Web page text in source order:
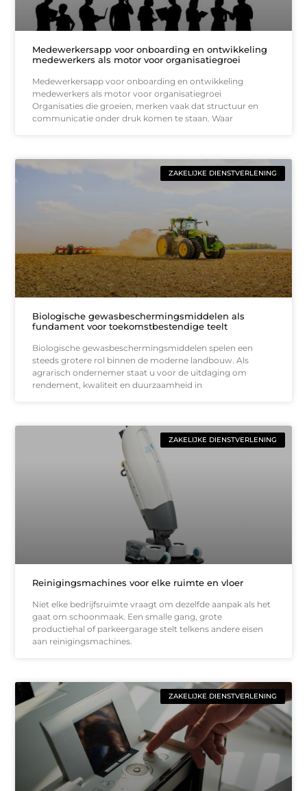
Medewerkersapp voor onboarding en ontwikkeling
medewerkers als motor voor organisatiegroei
Medewerkersapp voor onboarding en ontwikkeling
medewerkers als motor voor organisatiegroei
Organisaties die groeien, merken vaak dat structuur en
communicatie onder druk komen te staan. Waar
ZAKELIJKE DIENSTVERLENING
Biologische gewasbeschermingsmiddelen als
fundament voor toekomstbestendige teelt
Biologische gewasbeschermingsmiddelen spelen een
steeds grotere rol binnen de moderne landbouw. Als
agrarisch ondernemer staat u voor de uitdaging om
rendement, kwaliteit en duurzaamheid in
ZAKELIJKE DIENSTVERLENING
Reinigingsmachines voor elke ruimte en vloer
Niet elke bedrijfsruimte vraagt om dezelfde aanpak als het
gaat om schoonmaak. Een smalle gang, grote
productiehal of parkeergarage stelt telkens andere eisen
aan reinigingsmachines.
ZAKELIJKE DIENSTVERLENING